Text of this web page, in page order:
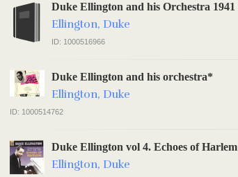
Duke Ellington and his Orchestra 1941
Ellington, Duke
ID: 1000516966
Duke Ellington and his orchestra*
Ellington, Duke
ID: 1000514762
Duke Ellington vol 4. Echoes of Harlem
Ellington, Duke